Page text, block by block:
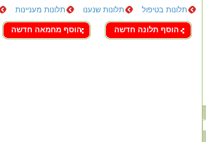
תלונות בטיפול תלונות שנענו תלונות מעניינות
צור קשר
הוסף תלונה חדשה הוסף מחמאה חדשה